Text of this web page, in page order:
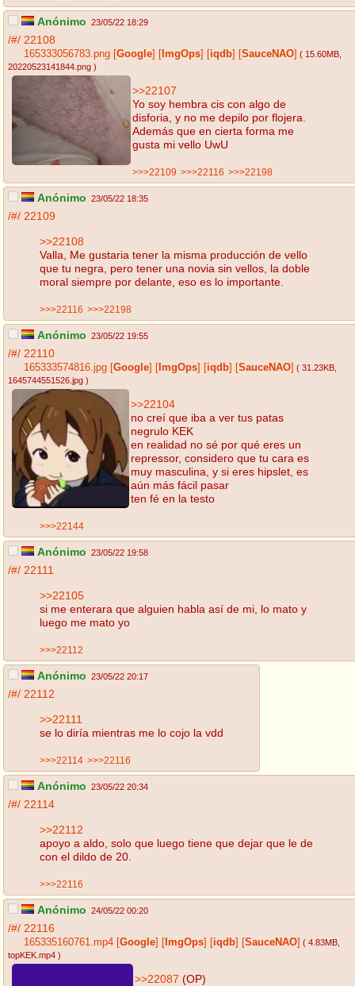
Anónimo 23/05/22 18:29
/#/ 22108
165333056783.png Google ImgOps iqdb SauceNAO ( 15.60MB
20220523141844.png )
>>22107
Yo soy hembra cis con algo de
disforia, y no me depilo por flojera.
Además que en cierta forma me
gusta mi vello UwU
>>>22109 >>>22116 >>>22198
Anónimo 23/05/22 18:35
/#/ 22109
>>22108
Valla, Me gustaria tener la misma producción de vello
que tu negra, pero tener una novia sin vellos, la doble
moral siempre por delante, eso es lo importante.
>>>22116 >>>22198
Anónimo 23/05/22 19:55
/#/ 22110
165333574816.jpg Google ImgOps iqdb SauceNAO ( 31.23KB
1645744551526.jpg )
>>22104
no creí que iba a ver tus patas
negrulo KEK
en realidad no sé por qué eres un
repressor, considero que tu cara es
muy masculina, y si eres hipslet, es
aún más fácil pasar
ten fé en la testo
>>>22144
Anónimo 23/05/22 19:58
/#/ 22111
>>22105
si me enterara que alguien habla así de mi, lo mato y
luego me mato yo
>>>22112
Anónimo 23/05/22 20:17
/#/ 22112
>>22111
se lo diría mientras me lo cojo la vdd
>>>22114 >>>22116
Anónimo 23/05/22 20:34
/#/ 22114
>>22112
apoyo a aldo, solo que luego tiene que dejar que le de
con el dildo de 20.
>>>22116
Anónimo 24/05/22 00:20
/#/ 22116
165335160761.mp4 Google ImgOps iqdb SauceNAO ( 4.83MB
topKEK.mp4 )
>>22087 (OP)